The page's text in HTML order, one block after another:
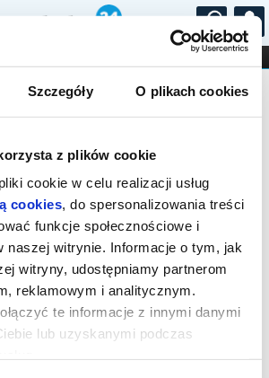
Szczegóły O plikach cookies
z plików cookie
cookie w celu realizacji usług
cookies, do spersonalizowania treści
funkcje społecznościowe i
naszej witrynie. Informacje o tym, jak
witryny, udostępniamy partnerom
reklamowym i analitycznym.
te informacje z innymi danymi
lub uzyskanymi podczas
...
OPERA I BALET
STAND-UP
on-line na wydarzenie